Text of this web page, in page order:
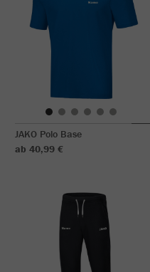
JAKO Polo Base
ab 40,99 €